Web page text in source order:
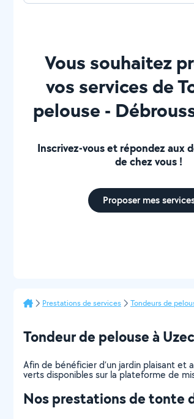
Vous souhaitez
vos services de
pelouse -
Inscrivez-vous et répondez aux
de chez vous !
Proposer mes
Prestations de services Tondeurs de
Tondeur de pelouse à
Afin de bénéficier d’un jardin plaisant et
verts disponibles sur la plateforme de
Nos prestations de tonte